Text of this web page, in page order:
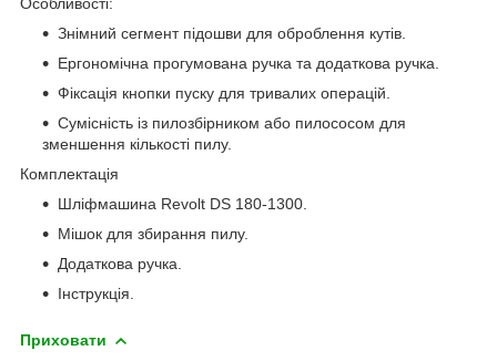
Знімний сегмент підошви для оброблення кутів.
Ергономічна прогумована ручка та додаткова ручка.
Фіксація кнопки пуску для тривалих операцій.
Сумісність із пилозбірником або пилососом для
зменшення кількості пилу.
Комплектація
Шліфмашина Revolt DS 180-1300.
Мішок для збирання пилу.
Додаткова ручка.
Інструкція.
Приховати